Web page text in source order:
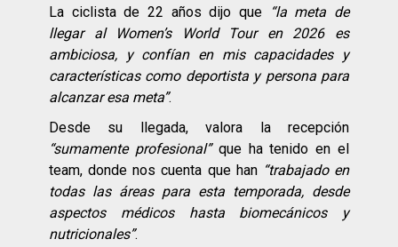
La ciclista de 22 años dijo que
“la meta de
llegar al Women’s World Tour en 2026 es
ambiciosa, y confían en mis capacidades y
características como deportista y persona para
alcanzar esa meta”.
Desde su llegada, valora la recepción
“sumamente profesional”que ha tenido en el
team, donde nos cuenta que han “trabajado en
todas las áreas para esta temporada, desde
aspectos médicos hasta biomecánicos y
nutricionales”.